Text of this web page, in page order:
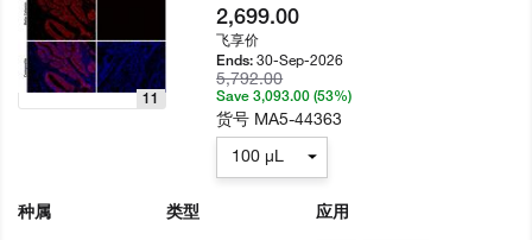
11
种属
类型
应用
2,699.00
飞享价
Ends:30-Sep-2026
5,792.00
Save 3,093.00 (53%)
货号 MA5-44363
100 µL